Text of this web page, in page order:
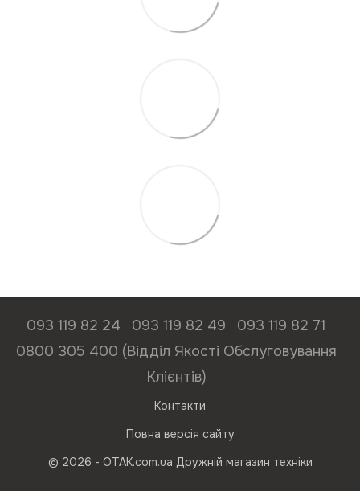
093 119 82 24 093 119 82 49
093 119 82 71
0800 305 400 (Відділ Якості Обслуговування
Клієнтів)
Контакти
Повна версія сайту
© 2026 - ОТАК.com.ua Дружній магазин техніки